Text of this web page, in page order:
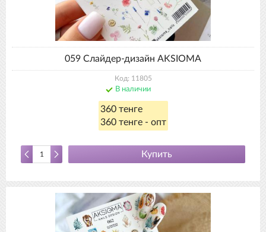
059 Слайдер-дизайн AKSIOMA
Код: 11805
В наличии
360 тенге
360 тенге - опт
Купить